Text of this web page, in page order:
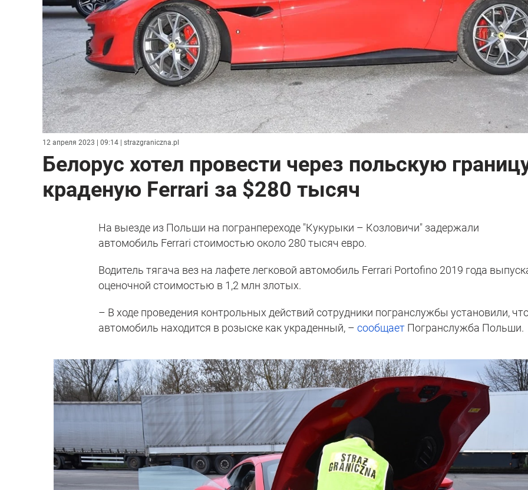
12 апреля 2023 | 09:14 | strazgraniczna.pl
Белорус хотел провести через польскую
краденую Ferrari за $280 тысяч
На выезде из Польши на погранпереходе "Кукурыки – Козловичи" задержали
автомобиль Ferrari стоимостью около 280 тысяч евро.
Водитель тягача вез на лафете легковой автомобиль Ferrari Portofino 2019 года
оценочной стоимостью в 1,2 млн злотых.
– В ходе проведения контрольных действий сотрудники погранслужбы установили,
автомобиль находится в розыске как украденный, – сообщает Погранслужба Польши.